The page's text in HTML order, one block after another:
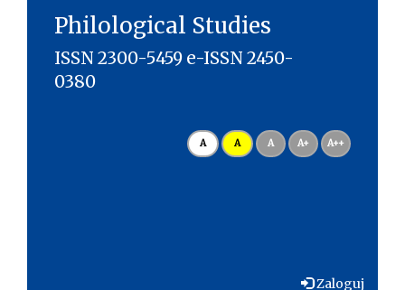
Philological Studies
ISSN 2300-5459 e-ISSN 2450-
0380
A A A A+ A++
Zaloguj